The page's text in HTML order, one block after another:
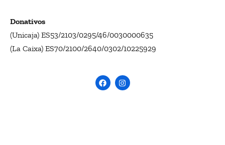
Donativos
(Unicaja) ES53/2103/0295/46/0030000635
(La Caixa) ES70/2100/2640/0302/10225929